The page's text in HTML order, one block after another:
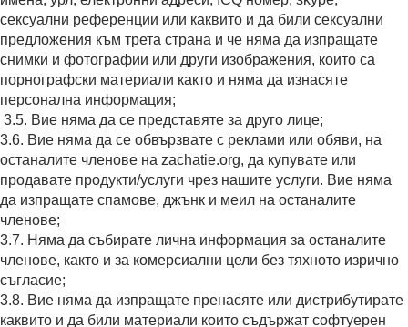
сексуални референции или каквито и да били сексуални
предложения към трета страна и че няма да изпращате
снимки и фотографии или други изображения, които са
порнографски материали както и няма да изнасяте
персонална информация;
3.5. Вие няма да се представяте за друго лице;
3.6. Вие няма да се обвързвате с реклами или обяви, на
останалите членове на zachatie.org, да купувате или
продавате продукти/услуги чрез нашите услуги. Вие няма
да изпращате спамове, джънк и меил на останалите
членове;
3.7. Няма да събирате лична информация за останалите
членове, както и за комерсиални цели без тяхното изрично
съгласие;
3.8. Вие няма да изпращате пренасяте или дистрибутирате
каквито и да били материали които съдържат софтуерен